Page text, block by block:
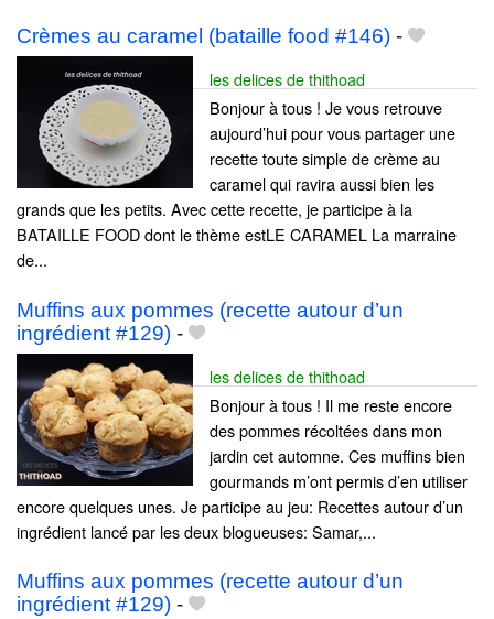
Crèmes au caramel (bataille food #146) -
les delices de thithoad
Bonjour à tous ! Je vous retrouve
aujourd’hui pour vous partager une
recette toute simple de crème au
caramel qui ravira aussi bien les
grands que les petits. Avec cette recette, je participe à la
BATAILLE FOOD dont le thème estLE CARAMEL La marraine
de...
Muffins aux pommes (recette autour d’un
ingrédient #129) -
les delices de thithoad
Bonjour à tous ! Il me reste encore
des pommes récoltées dans mon
jardin cet automne. Ces muffins bien
gourmands m’ont permis d’en utiliser
encore quelques unes. Je participe au jeu: Recettes autour d’un
ingrédient lancé par les deux blogueuses: Samar,...
Muffins aux pommes (recette autour d’un
ingrédient #129) -